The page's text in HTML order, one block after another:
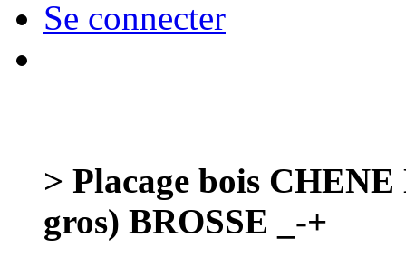
Se connecter
> Placage bois
gros) BROSSE _-+